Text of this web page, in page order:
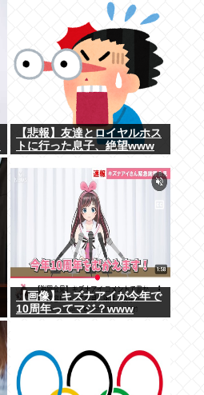
害した疑いで32歳女を逮捕
【悲報】友達とロイヤルホス
トに行った息子、絶望www
【画像】キズナアイが今年で
10周年ってマジ？www